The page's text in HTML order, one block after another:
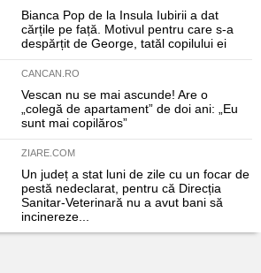
Bianca Pop de la Insula Iubirii a dat
cărțile pe față. Motivul pentru care s-a
despărțit de George, tatăl copilului ei
CANCAN.RO
Vescan nu se mai ascunde! Are o
„colegă de apartament” de doi ani: „Eu
sunt mai copilăros”
ZIARE.COM
Un județ a stat luni de zile cu un focar de
pestă nedeclarat, pentru că Direcția
Sanitar-Veterinară nu a avut bani să
incinereze...